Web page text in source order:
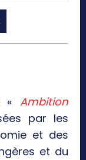
« Ambition
par les
et des
et du